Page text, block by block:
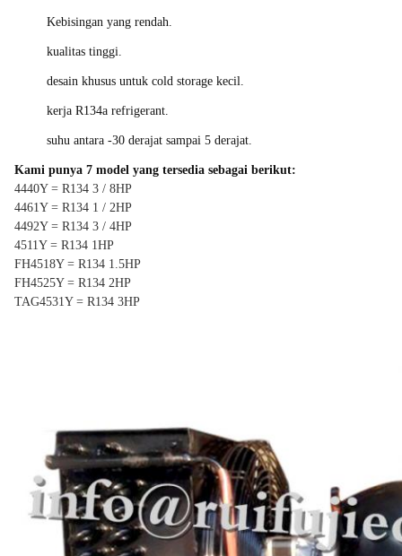
Kebisingan yang rendah.
kualitas tinggi.
desain khusus untuk cold storage kecil.
kerja R134a refrigerant.
suhu antara -30 derajat sampai 5 derajat.
Kami punya 7 model yang tersedia sebagai berikut:
4440Y = R134 3 / 8HP
4461Y = R134 1 / 2HP
4492Y = R134 3 / 4HP
4511Y = R134 1HP
FH4518Y = R134 1.5HP
FH4525Y = R134 2HP
TAG4531Y = R134 3HP